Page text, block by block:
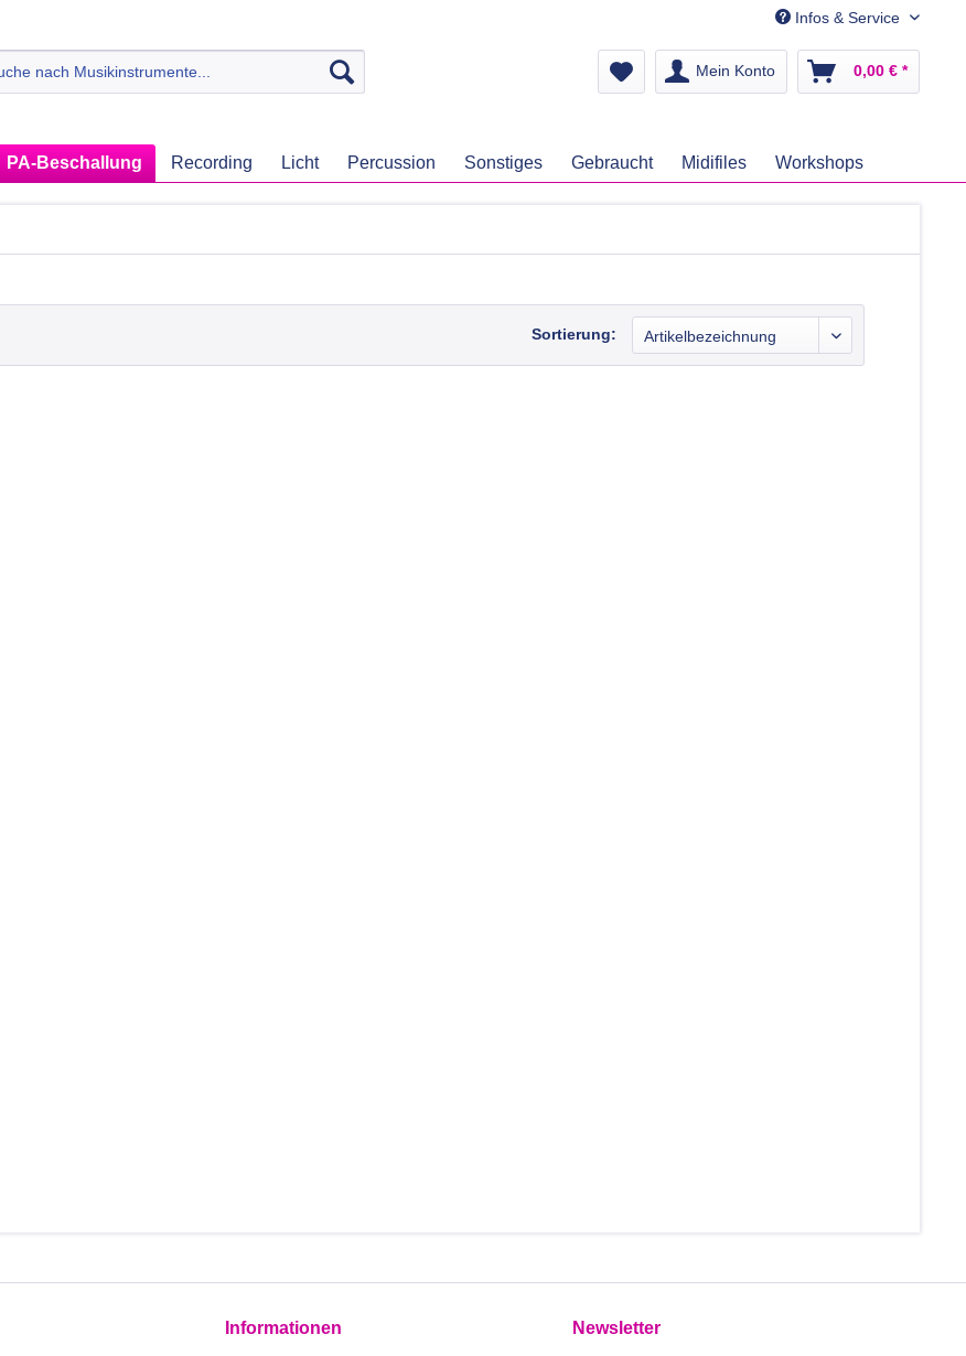
Infos & Service
Mein Konto 0,00 € *
PA-Beschallung Recording Licht Percussion Sonstiges Gebraucht Midifiles Workshops
Sortierung:
Informationen Newsletter